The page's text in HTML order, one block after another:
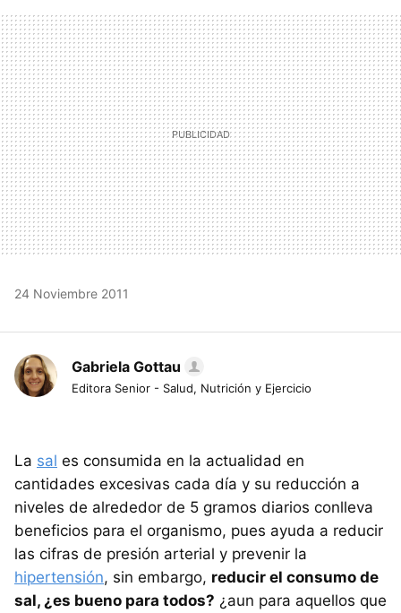
MAIL
24 Noviembre 2011
Gabriela Gottau
Editora Senior - Salud, Nutrición y Ejercicio
La sal es consumida en la actualidad en
cantidades excesivas cada día y su reducción a
niveles de alrededor de 5 gramos diarios conlleva
beneficios para el organismo, pues ayuda a reducir
las cifras de presión arterial y prevenir la
hipertensión, sin embargo, reducir el consumo de
sal, ¿es bueno para todos? ¿aun para aquellos que